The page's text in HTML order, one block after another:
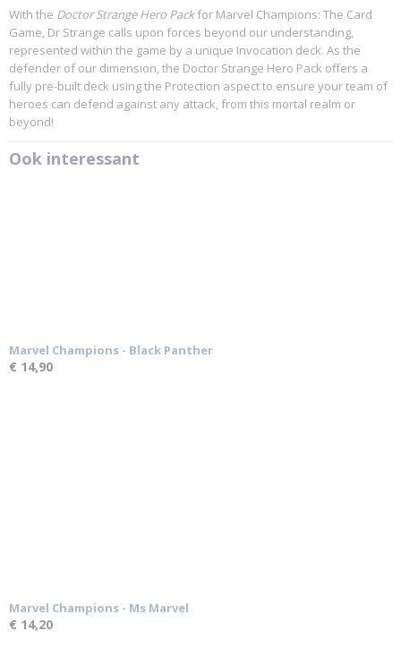
With the Doctor Strange Hero Packfor Marvel Champions: The Card
Game, Dr Strange calls upon forces beyond our understanding,
represented within the game by a unique Invocation deck. As the
defender of our dimension, the Doctor Strange Hero Pack offers a
fully pre-built deck using the Protection aspect to ensure your team of
heroes can defend against any attack, from this mortal realm or
beyond!
Ook interessant
Marvel Champions - Black Panther
€ 14,90
Marvel Champions - Ms Marvel
€ 14,20